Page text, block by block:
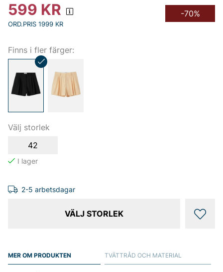
599 KR
ORD.PRIS 1999 KR
-70%
Finns i fler färger:
Välj storlek
42
2-5 arbetsdagar
VÄLJ STORLEK
MER OM PRODUKTEN TVÄTTRÅD OCH MATERIAL